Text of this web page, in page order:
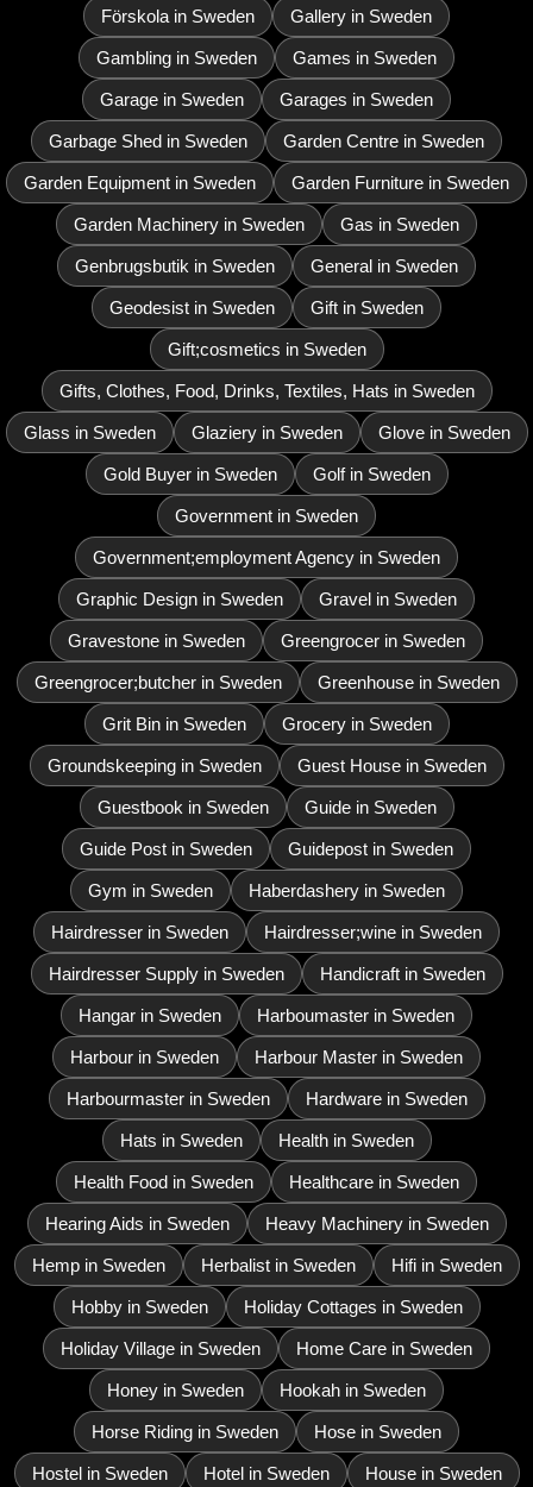
Förskola in Sweden Gallery in Sweden
Gambling in Sweden Games in Sweden
Garage in Sweden Garages in Sweden
Garbage Shed in Sweden Garden Centre in Sweden
Garden Equipment in Sweden Garden Furniture in Sweden
Garden Machinery in Sweden Gas in Sweden
Genbrugsbutik in Sweden General in Sweden
Geodesist in Sweden Gift in Sweden
Gift;cosmetics in Sweden
Gifts, Clothes, Food, Drinks, Textiles, Hats in Sweden
Glass in Sweden Glaziery in Sweden Glove in Sweden
Gold Buyer in Sweden Golf in Sweden
Government in Sweden
Government;employment Agency in Sweden
Graphic Design in Sweden Gravel in Sweden
Gravestone in Sweden Greengrocer in Sweden
Greengrocer;butcher in Sweden Greenhouse in Sweden
Grit Bin in Sweden Grocery in Sweden
Groundskeeping in Sweden Guest House in Sweden
Guestbook in Sweden Guide in Sweden
Guide Post in Sweden Guidepost in Sweden
Gym in Sweden Haberdashery in Sweden
Hairdresser in Sweden Hairdresser;wine in Sweden
Hairdresser Supply in Sweden Handicraft in Sweden
Hangar in Sweden Harboumaster in Sweden
Harbour in Sweden Harbour Master in Sweden
Harbourmaster in Sweden Hardware in Sweden
Hats in Sweden Health in Sweden
Health Food in Sweden Healthcare in Sweden
Hearing Aids in Sweden Heavy Machinery in Sweden
Hemp in Sweden Herbalist in Sweden Hifi in Sweden
Hobby in Sweden Holiday Cottages in Sweden
Holiday Village in Sweden Home Care in Sweden
Honey in Sweden Hookah in Sweden
Horse Riding in Sweden Hose in Sweden
Hostel in Sweden Hotel in Sweden House in Sweden